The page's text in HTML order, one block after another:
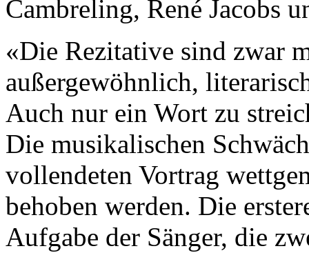
Cambreling, René Jacobs
«Die Rezitative sind zwar
außergewöhnlich,
Auch nur ein Wort zu
Die musikalischen
vollendeten Vortrag
behoben werden. Die
Aufgabe der Sänger, die